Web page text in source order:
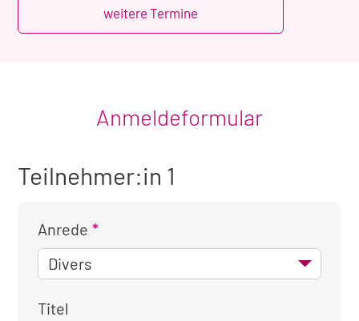
weitere Termine
Anmeldeformular
Teilnehmer:in 1
Anrede
Titel